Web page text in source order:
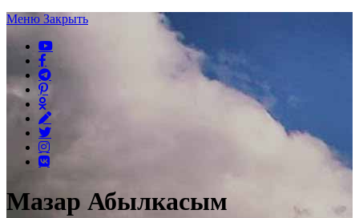
Меню Закрыть
Мазар Абылкасым